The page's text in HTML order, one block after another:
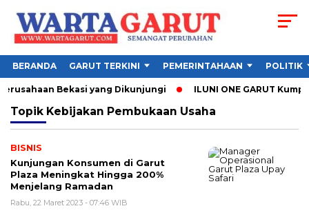
BERANDA GARUT TERKINI PEMERINTAHAAN POLITIK
Bekasi yang Dikunjungi ILUNI ONE GARUT
Topik Kebijakan Pembukaan Usaha
BISNIS
Kunjungan Konsumen di Garut
Plaza Meningkat Hingga 200%
Menjelang Ramadan
Rabu, 22 Maret 2023 - 07:46 WIB